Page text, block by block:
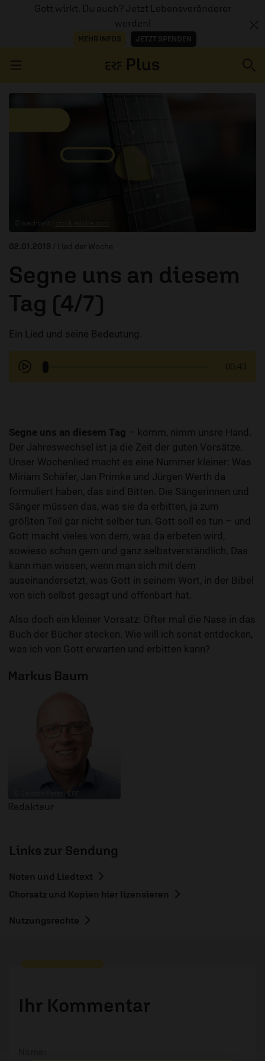
Gott wirkt. Du auch? Jetzt Lebensveränderer
werden!
MEHR INFOS JETZT SPENDEN
AUDIOTHEK
02.01.2019 / Lied der Woche
Segne uns an diesem
Tag (4/7)
Ein Lied und seine Bedeutung.
00:43
Segne uns an diesem Tag – komm, nimm unsre Hand.
Der Jahreswechsel ist ja die Zeit der guten Vorsätze.
Unser Wochenlied macht es eine Nummer kleiner: Was
Miriam Schäfer, Jan Primke und Jürgen Werth da
formuliert haben, das sind Bitten. Die Sängerinnen und
Sänger müssen das, was sie da erbitten, ja zum
größten Teil gar nicht selber tun. Gott soll es tun – und
Gott macht vieles von dem, was da erbeten wird,
sowieso schon gern und ganz selbstverständlich. Das
kann man wissen, wenn man sich mit dem
auseinandersetzt, was Gott in seinem Wort, in der Bibel
von sich selbst gesagt und offenbart hat.
Also doch ein kleiner Vorsatz: Öfter mal die Nase in das
Buch der Bücher stecken. Wie will ich sonst entdecken,
was ich von Gott erwarten und erbitten kann?
Markus Baum
Redakteur
Links zur Sendung
Noten und Liedtext
Chorsatz und Kopien hier lizensieren
Nutzungsrechte
Ihr Kommentar